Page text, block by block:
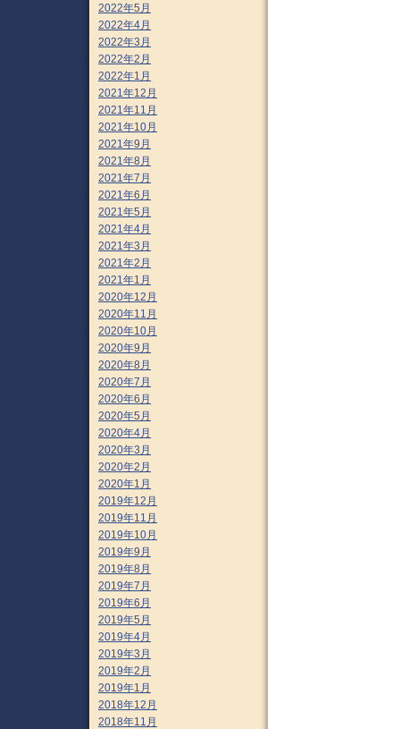
2022年5月
2022年4月
2022年3月
2022年2月
2022年1月
2021年12月
2021年11月
2021年10月
2021年9月
2021年8月
2021年7月
2021年6月
2021年5月
2021年4月
2021年3月
2021年2月
2021年1月
2020年12月
2020年11月
2020年10月
2020年9月
2020年8月
2020年7月
2020年6月
2020年5月
2020年4月
2020年3月
2020年2月
2020年1月
2019年12月
2019年11月
2019年10月
2019年9月
2019年8月
2019年7月
2019年6月
2019年5月
2019年4月
2019年3月
2019年2月
2019年1月
2018年12月
2018年11月